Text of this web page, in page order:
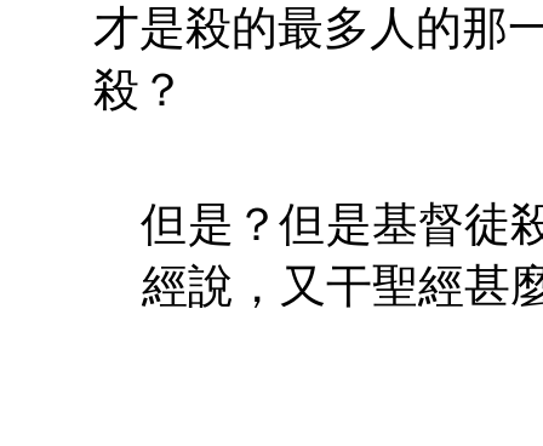
才是殺的最多人的那
殺？
但是？但是基督徒
經說，又干聖經甚